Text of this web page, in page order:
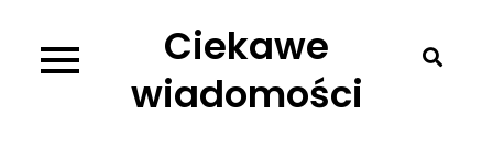
content
Ciekawe
wiadomości